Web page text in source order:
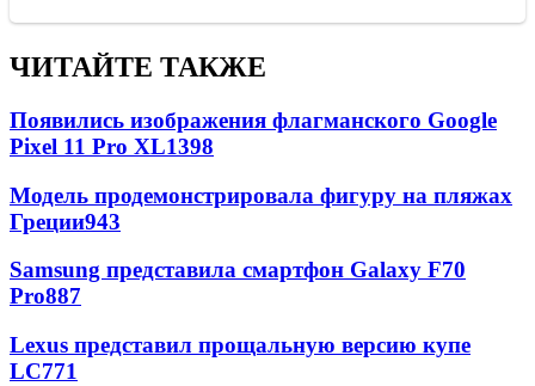
ЧИТАЙТЕ ТАКЖЕ
Появились изображения флагманского Google
Pixel 11 Pro XL1398
Модель продемонстрировала фигуру на пляжах
Греции943
Samsung представила смартфон Galaxy F70
Pro887
Lexus представил прощальную версию купе
LC771